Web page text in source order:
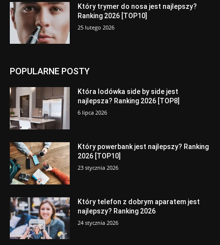
Który trymer do nosa jest najlepszy?
Ranking 2026 [TOP10]
25 lutego 2026
POPULARNE POSTY
Która lodówka side by side jest
najlepsza? Ranking 2026 [TOP8]
6 lipca 2026
Który powerbank jest najlepszy? Ranking
2026 [TOP10]
23 stycznia 2026
Który telefon z dobrym aparatem jest
najlepszy? Ranking 2026
24 stycznia 2026